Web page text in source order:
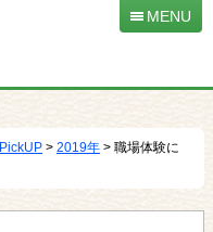
MENU
PickUP > 2019年 > 職場体験に